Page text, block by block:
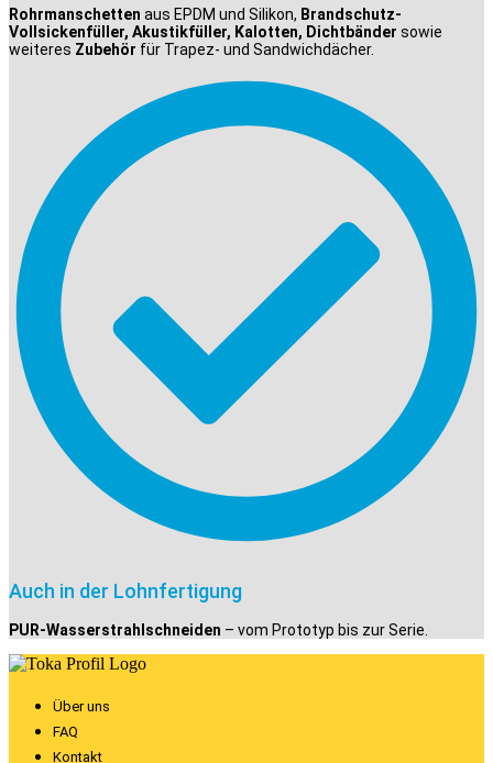
Rohrmanschetten aus EPDM und Silikon, Brandschutz-
Vollsickenfüller, Akustikfüller, Kalotten, Dichtbänder sowie
weiteres Zubehör für Trapez- und Sandwichdächer.
Auch in der Lohnfertigung
PUR-Wasserstrahlschneiden – vom Prototyp bis zur Serie.
Über uns
FAQ
Kontakt